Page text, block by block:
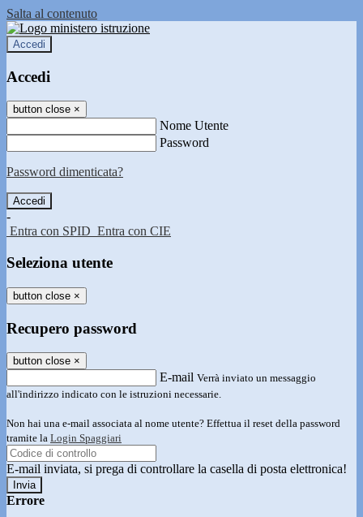
Salta al contenuto
Accedi
Accedi
button close ×
Nome Utente
Password
Password dimenticata?
-
Entra con SPID Entra con CIE
Seleziona utente
button close ×
Recupero password
button close ×
E-mail Verrà inviato un messaggio
all'indirizzo indicato con le istruzioni necessarie.
Non hai una e-mail associata al nome utente? Effettua il reset della password
tramite la Login Spaggiari
E-mail inviata, si prega di controllare la casella di posta elettronica!
Errore